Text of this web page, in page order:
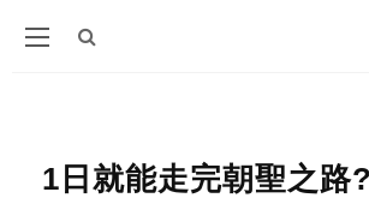
1日就能走完朝聖之路